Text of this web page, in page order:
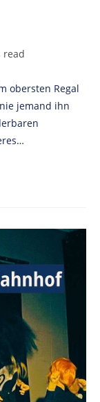
read
obersten Regal
jemand ihn